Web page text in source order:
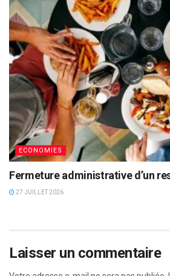
ECONOMIES
Fermeture administrative d’un
27 JUILLET 2026
Laisser un commentaire